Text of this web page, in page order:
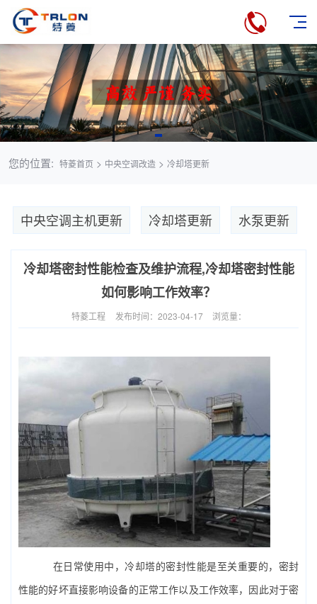
您的位置: 特菱首页 > 中央空调改造> 冷却塔更新
中央空调主机更新 冷却塔更新 水泵更新
冷却塔密封性能检查及维护流程,冷却塔密封性能
如何影响工作效率？
特菱工程 发布时间：2023-04-17 浏览量：
在日常使用中，冷却塔的密封性能是至关重要的，密封
性能的好坏直接影响设备的正常工作以及工作效率，因此对于密